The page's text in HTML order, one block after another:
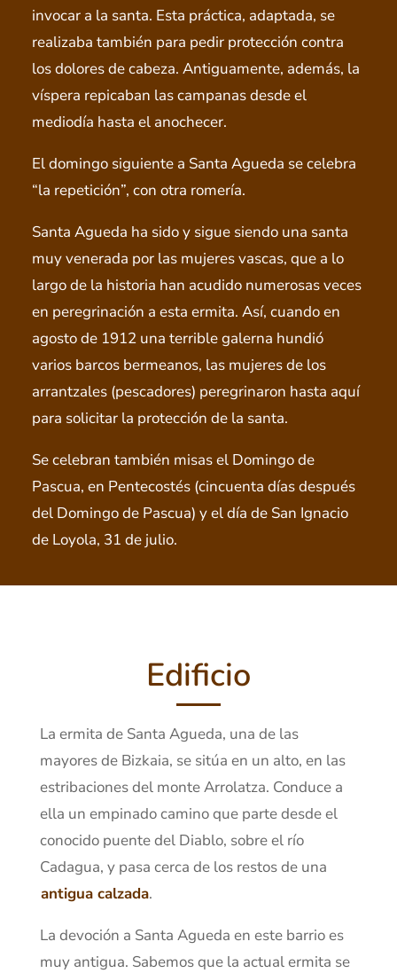
invocar a la santa. Esta práctica, adaptada, se
realizaba también para pedir protección contra
los dolores de cabeza. Antiguamente, además, la
víspera repicaban las campanas desde el
mediodía hasta el anochecer.
El domingo siguiente a Santa Agueda se celebra
“la repetición”, con otra romería.
Santa Agueda ha sido y sigue siendo una santa
muy venerada por las mujeres vascas, que a lo
largo de la historia han acudido numerosas veces
en peregrinación a esta ermita. Así, cuando en
agosto de 1912 una terrible galerna hundió
varios barcos bermeanos, las mujeres de los
arrantzales (pescadores) peregrinaron hasta aquí
para solicitar la protección de la santa.
Se celebran también misas el Domingo de
Pascua, en Pentecostés (cincuenta días después
del Domingo de Pascua) y el día de San Ignacio
de Loyola, 31 de julio.
Edificio
La ermita de Santa Agueda, una de las
mayores de Bizkaia, se sitúa en un alto, en las
estribaciones del monte Arrolatza. Conduce a
ella un empinado camino que parte desde el
conocido puente del Diablo, sobre el río
Cadagua, y pasa cerca de los restos de una
antigua calzada.
La devoción a Santa Agueda en este barrio es
muy antigua. Sabemos que la actual ermita se